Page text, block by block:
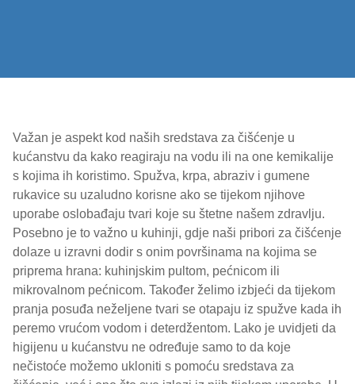
Važan je aspekt kod naših sredstava za čišćenje u
kućanstvu da kako reagiraju na vodu ili na one kemikalije
s kojima ih koristimo. Spužva, krpa, abraziv i gumene
rukavice su uzaludno korisne ako se tijekom njihove
uporabe oslobađaju tvari koje su štetne našem zdravlju.
Posebno je to važno u kuhinji, gdje naši pribori za čišćenje
dolaze u izravni dodir s onim površinama na kojima se
priprema hrana: kuhinjskim pultom, pećnicom ili
mikrovalnom pećnicom. Također želimo izbjeći da tijekom
pranja posuđa neželjene tvari se otapaju iz spužve kada ih
peremo vrućom vodom i deterdžentom. Lako je uvidjeti da
higijenu u kućanstvu ne određuje samo to da koje
nečistoće možemo ukloniti s pomoću sredstava za